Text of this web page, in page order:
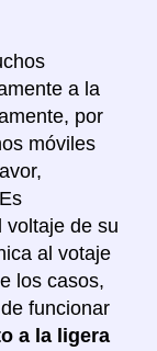
a la
por
móviles
voltaje de su
al votaje
los casos,
funcionar
a la ligera